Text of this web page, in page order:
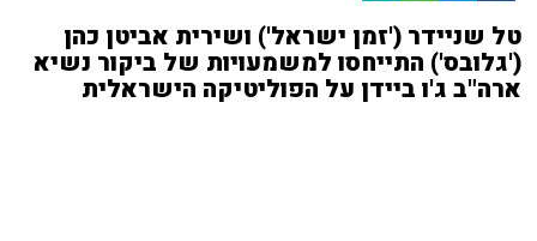
טל שניידר ('זמן ישראל') ושירית אביטן כהן
('גלובס') התייחסו למשמעויות של ביקור נשיא
ארה"ב ג'ו ביידן על הפוליטיקה הישראלית